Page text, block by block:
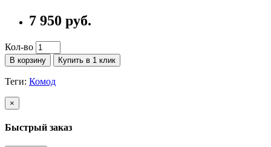
7 950 руб.
Кол-во
В корзину Купить в 1 клик
Теги: Комод
×
Быстрый заказ